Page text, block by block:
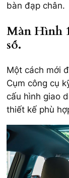
bàn đạp chân.
Màn Hình
số.
Một cách mới
Cụm công cụ
cấu hình giao
thiết kế phù